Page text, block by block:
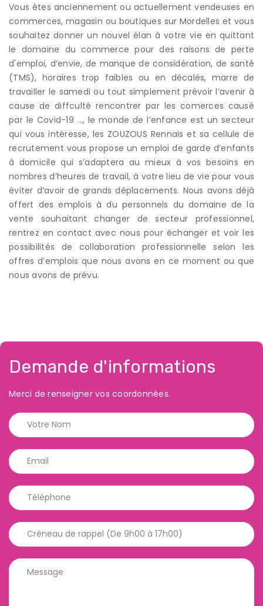
Vous êtes anciennement ou actuellement vendeuses en
commerces, magasin ou boutiques sur Mordelles et vous
souhaitez donner un nouvel élan à votre vie en quittant
le domaine du commerce pour des raisons de perte
d'emploi, d’envie, de manque de considération, de santé
(TMS), horaires trop faibles ou en décalés, marre de
travailler le samedi ou tout simplement prévoir l’avenir à
cause de diffculté rencontrer par les comerces causé
par le Covid-19 …, le monde de l’enfance est un secteur
qui vous intéresse, les ZOUZOUS Rennais et sa cellule de
recrutement vous propose un emploi de garde d’enfants
à domicile qui s’adaptera au mieux à vos besoins en
nombres d’heures de travail, à votre lieu de vie pour vous
éviter d’avoir de grands déplacements. Nous avons déjà
offert des emplois à du personnels du domaine de la
vente souhaitant changer de secteur professionnel,
rentrez en contact avec nous pour échanger et voir les
possibilités de collaboration professionnelle selon les
offres d’emplois que nous avons en ce moment ou que
nous avons de prévu.
Demande d'informations
Merci de renseigner vos coordonnées.